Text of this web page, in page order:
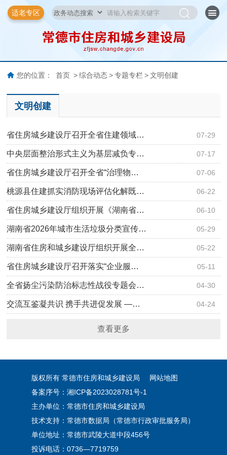
适老专区
您的位置： 首页 > 综合动态 > 专题专栏 > 文明创建
文明创建
07-29
省住房城乡建设厅召开全省住建领域…
07-17
中央层面整治形式主义为基层减负专…
07-06
省住房城乡建设厅召开全省“治理物…
06-22
桃源县住建抓实消防现场评估化解既…
06-10
省住房城乡建设厅组织开展《湖南省…
05-29
湖南省2026年城市生活垃圾分类宣传…
05-22
湖南省住房和城乡建设厅组织开展全…
05-11
省住房城乡建设厅召开落实“企业服…
04-30
全省扬尘污染防治标志性战役专题会…
04-24
交流互鉴凝共识 携手共进促发展 —…
查看更多
版权所有 常德市住房和城乡建设局
网站地图
备案序号：湘ICP备2023028781号-1
主办单位：常德市住房和城乡建设局
技术支持：常德市数据局（常德市行政审批服务局）
单位地址：常德市武陵大道中段456号
投诉电话：0736—7719759